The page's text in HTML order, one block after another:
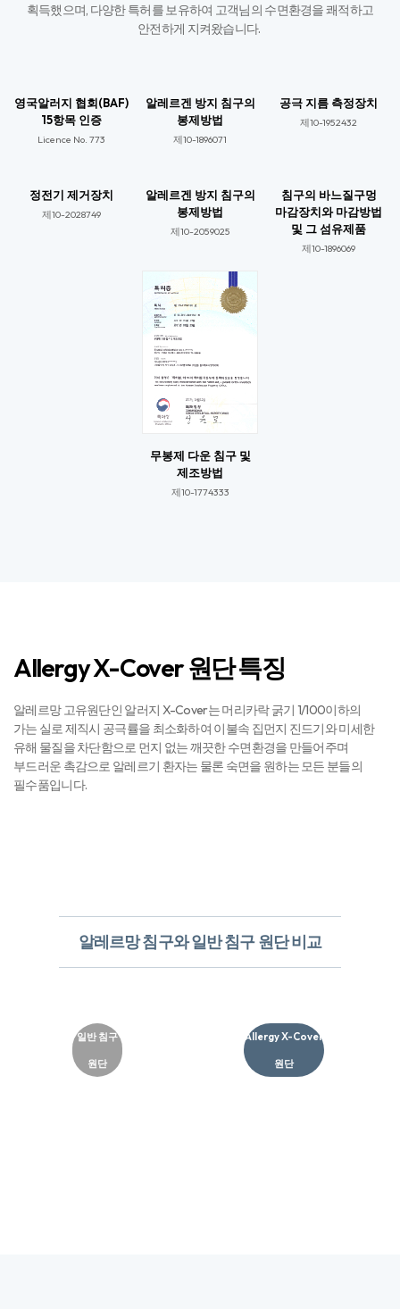
획득했으며, 다양한 특허를 보유하여 고객님의 수면환경을 쾌적하고
안전하게 지켜왔습니다. ​
영국알러지 협회(BAF)
15항목 인증
Licence No. 773​
알레르겐 방지 침구의
봉제방법
제10-1896071​
공극 지름 측정장치
제10-1952432
정전기 제거장치
제10-2028749​
알레르겐 방지 침구의
봉제방법
제10-2059025​​
침구의 바느질구멍
마감장치와 마감방법
및 그 섬유제품
제10-1896069​​
무봉제 다운 침구 및
제조방법
제10-1774333​​
Allergy X-Cover 원단 특징
알레르망 고유원단인 알러지 X-Cover는 머리카락 굵기 1/100이하의
가는 실로 제직시 공극률을 최소화하여 이불속 집먼지 진드기와 미세한
유해 물질을 차단함으로 먼지 없는 깨끗한 수면환경을 만들어주며
부드러운 촉감으로 알레르기 환자는 물론 숙면을 원하는 모든 분들의
필수품입니다.
알레르망 침구와 일반 침구 원단 비교
일반 침구
원단
Allergy X-Cover
원단​